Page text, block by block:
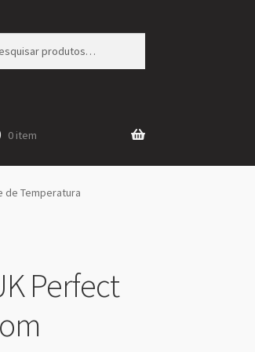
0 item
de Temperatura
Perfect